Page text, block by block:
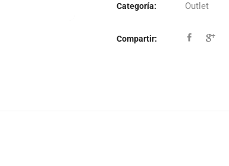
Categoría: Outlet
Compartir: